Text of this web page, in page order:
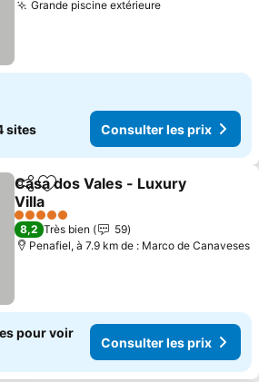
Grande piscine extérieureConsulter les
sites Consulter les prix
PartagerAjouter à mes favoris
Casa dos Vales - Luxury
Villa
Consulter les prix
5 Étoiles
8,2 Très bien
59
Penafiel, à 7.9 km de : Marco de Canaveses
pour voir
Consulter les prix